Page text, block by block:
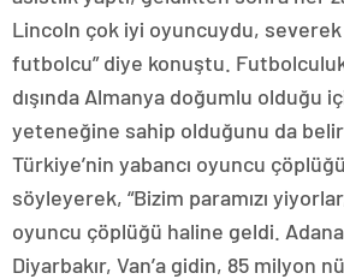
Lincoln çok iyi oyuncuydu, severek
futbolcu” diye konuştu.
dışında Almanya doğumlu olduğu
yeteneğine sahip olduğunu da
Türkiye’nin yabancı oyuncu
söyleyerek, “Bizim paramızı
oyuncu çöplüğü haline geldi.
Diyarbakır, Van’a gidin, 85 milyon